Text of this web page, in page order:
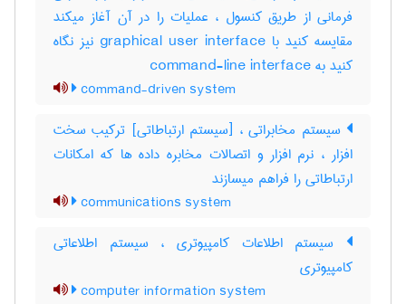
فرمانی از طریق کنسول ، عملیات را در آن آغاز میکند
مقایسه کنید با ‎graphical user interface نیز نگاه
کنید به ‎ command-line interface
command-driven system
سیستم مخابراتی ، [سیستم ارتباطاتی] ترکیب سخت
افزار ، نرم افزار و اتصالات مخابره داده ها که امکانات
ارتباطاتی را فراهم میسازند
communications system
سیستم اطلاعات کامپیوتری ، سیستم اطلاعاتی
کامپیوتری
computer information system